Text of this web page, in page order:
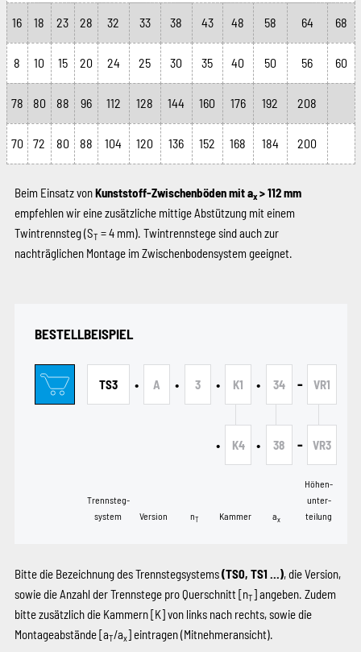
16 18 23 28 32 33 38 43 48 58 64 68
8 10 15 20 24 25 30 35 40 50 56 60
78 80 88 96 112 128 144 160 176 192 208
70 72 80 88 104 120 136 152 168 184 200
Beim Einsatz vonKunststoff-Zwischenböden mit ax> 112 mm
empfehlen wir eine zusätzliche mittige Abstützung mit einem
Twintrennsteg (ST = 4 mm). Twintrennstege sind auch zur
nachträglichen Montage im Zwischenbodensystem geeignet.
BESTELLBEISPIEL
TS3
Trennsteg­
system
• A
Version
• 3
nT
• K1
• K4
Kammer
• 34
• 38
ax
- VR1
- VR3
Höhen­
unter­
teilung
Bitte die Bezeichnung des Trennstegsystems(TS0, TS1 …), die Version,
sowie die Anzahl der Trennstege pro Querschnitt [nT] angeben. Zudem
bitte zusätzlich die Kammern[K]von links nach rechts, sowie die
Montageabstände [aT/ax] eintragen (Mitnehmeransicht).